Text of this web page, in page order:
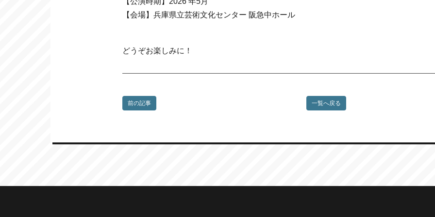
【会場】兵庫県立芸術文化センター 阪急中ホール
どうぞお楽しみに！
前の記事 一覧へ戻る